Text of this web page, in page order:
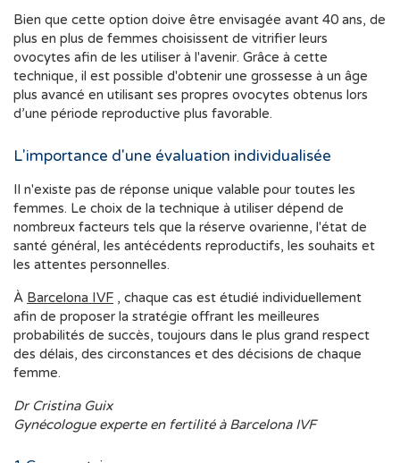
Bien que cette option doive être envisagée avant 40 ans, de
plus en plus de femmes choisissent de vitrifier leurs
ovocytes afin de les utiliser à l'avenir. Grâce à cette
technique, il est possible d'obtenir une grossesse à un âge
plus avancé en utilisant ses propres ovocytes obtenus lors
d’une période reproductive plus favorable.
L'importance d'une évaluation individualisée
Il n'existe pas de réponse unique valable pour toutes les
femmes. Le choix de la technique à utiliser dépend de
nombreux facteurs tels que la réserve ovarienne, l'état de
santé général, les antécédents reproductifs, les souhaits et
les attentes personnelles.
À Barcelona IVF , chaque cas est étudié individuellement
afin de proposer la stratégie offrant les meilleures
probabilités de succès, toujours dans le plus grand respect
des délais, des circonstances et des décisions de chaque
femme.
Dr Cristina Guix
Gynécologue experte en fertilité à Barcelona IVF